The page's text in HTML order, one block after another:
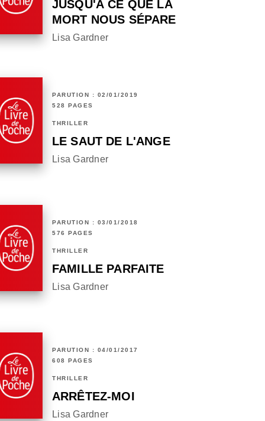
JUSQU'À CE QUE LA
MORT NOUS SÉPARE
Lisa Gardner
PARUTION : 02/01/2019
528 PAGES
THRILLER
LE SAUT DE L'ANGE
Lisa Gardner
PARUTION : 03/01/2018
576 PAGES
THRILLER
FAMILLE PARFAITE
Lisa Gardner
PARUTION : 04/01/2017
608 PAGES
THRILLER
ARRÊTEZ-MOI
Lisa Gardner